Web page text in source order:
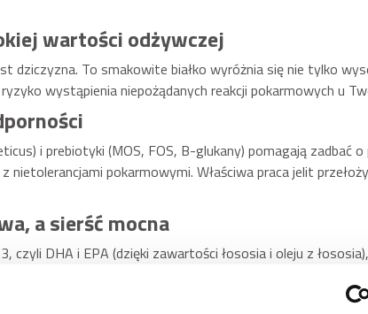
wartości odżywczej
dziczyzna. To smakowite białko wyróżnia się nie tylko
wystąpienia niepożądanych reakcji pokarmowych u
i prebiotyki (MOS, FOS, B-glukany) pomagają zadbać
pokarmowymi. Właściwa praca jelit
a sierść mocna
czyli DHA i EPA (dzięki zawartości łososia i oleju z
olej kokosowy). Te składniki pomogą sprawić, że
lśniąca. Co więcej, mogą wykazać działanie łagodzące